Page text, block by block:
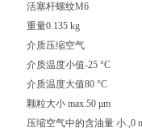
活塞杆螺纹M6
重量0.135 kg
介质压缩空气
介质温度小值-25 °C
介质温度大值80 °C
颗粒大小 max.50 μm
压缩空气中的含油量 小.,0